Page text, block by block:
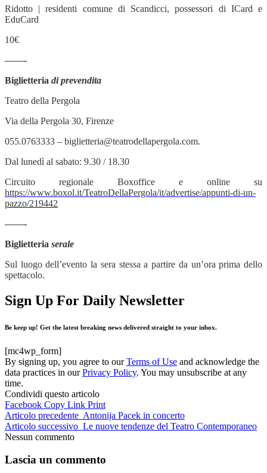
Ridotto | residenti comune di Scandicci, possessori di ICard e
EduCard
10€
——-
Biglietteria di prevendita
Teatro della Pergola
Via della Pergola 30, Firenze
055.0763333 – biglietteria@teatrodellapergola.com.
Dal lunedì al sabato: 9.30 / 18.30
Circuito regionale Boxoffice e online su
https://www.boxol.it/TeatroDellaPergola/it/advertise/appunti-di-un-
pazzo/219442
——-
Biglietteria serale
Sul luogo dell’evento la sera stessa a partire da un’ora prima dello
spettacolo.
Sign Up For Daily Newsletter
Be keep up! Get the latest breaking news delivered straight to your inbox.
[mc4wp_form]
By signing up, you agree to ourTerms of Use and acknowledge the
data practices in ourPrivacy Policy. You may unsubscribe at any
time.
Condividi questo articolo
Facebook Copy Link Print
Articolo precedente Antonija Pacek in concerto
Articolo successivo Le nuove tendenze del Teatro Contemporaneo
Nessun commento
Lascia un commento